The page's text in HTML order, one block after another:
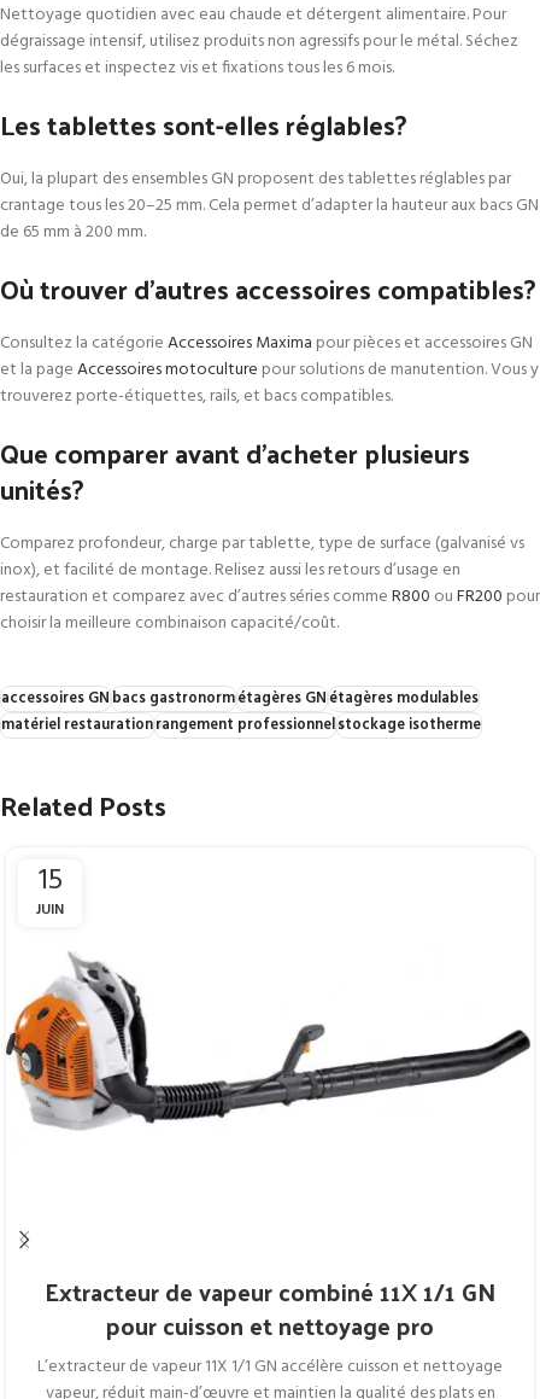
Nettoyage quotidien avec eau chaude et détergent alimentaire. Pour
dégraissage intensif, utilisez produits non agressifs pour le métal. Séchez
les surfaces et inspectez vis et fixations tous les 6 mois.
Les tablettes sont-elles réglables?
Oui, la plupart des ensembles GN proposent des tablettes réglables par
crantage tous les 20–25 mm. Cela permet d’adapter la hauteur aux bacs GN
de 65 mm à 200 mm.
Où trouver d’autres accessoires compatibles?
Consultez la catégorieAccessoires Maxima pour pièces et accessoires GN
et la pageAccessoires motoculture pour solutions de manutention. Vous y
trouverez porte-étiquettes, rails, et bacs compatibles.
Que comparer avant d’acheter plusieurs
unités?
Comparez profondeur, charge par tablette, type de surface (galvanisé vs
inox), et facilité de montage. Relisez aussi les retours d’usage en
restauration et comparez avec d’autres séries commeR800 ouFR200 pour
choisir la meilleure combinaison capacité/coût.
accessoires GNbacs gastronormétagères GNétagères modulables
matériel restaurationrangement professionnelstockage isotherme
Related Posts
15
JUIN
Extracteur de vapeur combiné 11X 1/1 GN
pour cuisson et nettoyage pro
L’extracteur de vapeur 11X 1/1 GN accélère cuisson et nettoyage
vapeur, réduit main-d’œuvre et maintien la qualité des plats en